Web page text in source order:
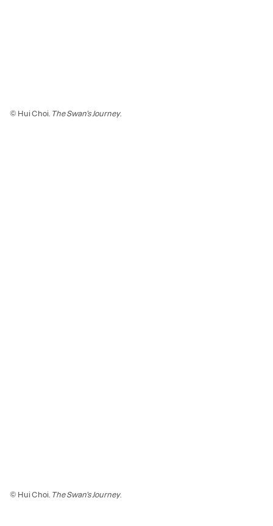
© Hui Choi. The Swan’s Journey.
© Hui Choi. The Swan’s Journey.